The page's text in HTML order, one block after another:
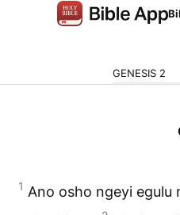
GENESIS 2
1 Ano osho ngeyi egulu